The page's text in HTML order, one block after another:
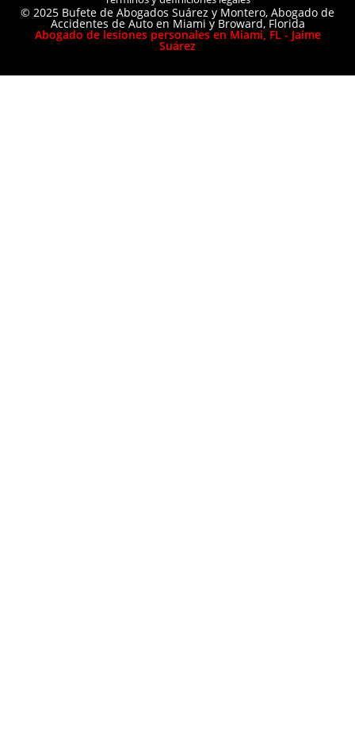
© 2025 Bufete de Abogados Suárez y Montero, Abogado de
Accidentes de Auto en Miami y Broward, Florida
Abogado de lesiones personales en Miami, FL - Jaime
Suárez